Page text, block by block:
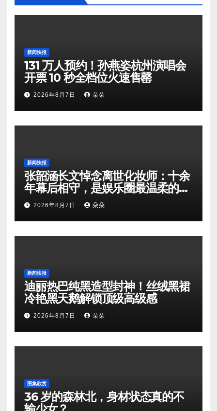
新闻快报
131 万人预约！孙燕姿杭州演唱会
开票 10 秒全档位火速售罄
2026年8月7日 朵朵
新闻快报
张韶涵长文悼念离世化妆师：十余
年幕后相守，是娱乐圈最温柔的双
向奔赴
2026年8月7日 朵朵
新闻快报
迪丽热巴纯黑造型封神！丝绒黑裙
冷艳黑天鹅解锁顶级高级感
2026年8月7日 朵朵
图集欣赏
36 岁的森林北，身材状态真的不